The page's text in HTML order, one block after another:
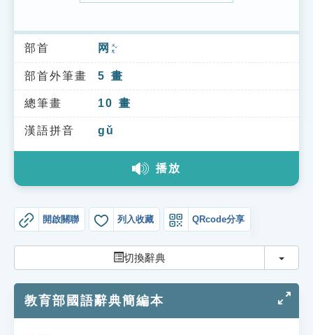
索引選單
知識索引
單字索引
生命大百科索引
教學應用
貓頭鷹博士
部首 网 ㄨㄤˇ
部首外筆畫 5 畫
總筆畫 10 畫
漢語拼音 gǔ
播放
開啟關聯 列入收藏 QRcode分享
切換辭典 切換
教育部國語辭典簡編本